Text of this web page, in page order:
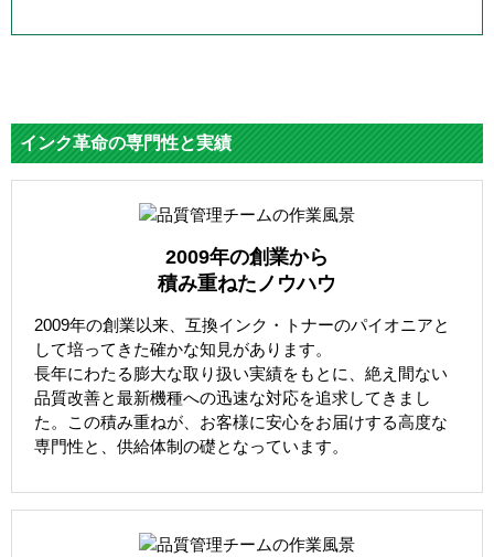
インク革命の専門性と実績
2009年の創業から
積み重ねたノウハウ
2009年の創業以来、互換インク・トナーのパイオニアと
して培ってきた確かな知見があります。
長年にわたる膨大な取り扱い実績をもとに、絶え間ない
品質改善と最新機種への迅速な対応を追求してきまし
た。この積み重ねが、お客様に安心をお届けする高度な
専門性と、供給体制の礎となっています。